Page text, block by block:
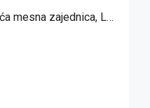
Stan 72 m², treći sprat, Treća mesna zajednica, Lazarevac